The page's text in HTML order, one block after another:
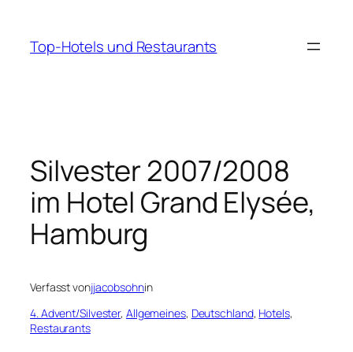
springen
Top-Hotels und Restaurants
Silvester 2007/2008
im Hotel Grand Elysée,
Hamburg
Verfasst vonjjacobsohnin
4. Advent/Silvester, Allgemeines, Deutschland, Hotels
Restaurants